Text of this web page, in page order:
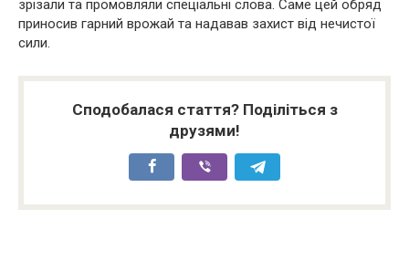
зрізали та промовляли спеціальні слова. Саме цей обряд
приносив гарний врожай та надавав захист від нечистої
сили.
Сподобалася стаття? Поділіться з
друзями!